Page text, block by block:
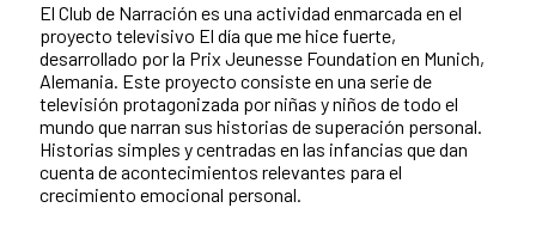
El Club de Narración es una actividad enmarcada en el
proyecto televisivo El día que me hice fuerte,
desarrollado por la Prix Jeunesse Foundation en Munich,
Alemania. Este proyecto consiste en una serie de
televisión protagonizada por niñas y niños de todo el
mundo que narran sus historias de superación personal.
Historias simples y centradas en las infancias que dan
cuenta de acontecimientos relevantes para el
crecimiento emocional personal.